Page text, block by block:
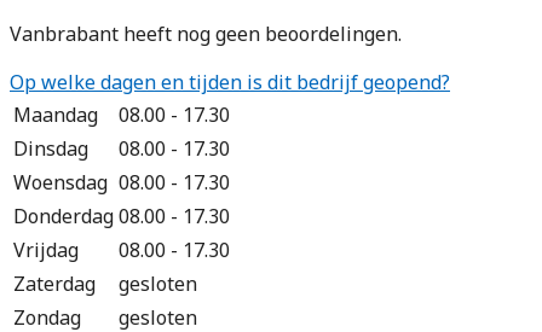
Vanbrabant heeft nog geen beoordelingen.
Op welke dagen en tijden is dit bedrijf geopend?
Maandag
08.00 - 17.30
Dinsdag
08.00 - 17.30
Woensdag 08.00 - 17.30
Donderdag08.00 - 17.30
Vrijdag
08.00 - 17.30
Zaterdag
gesloten
Zondag
gesloten